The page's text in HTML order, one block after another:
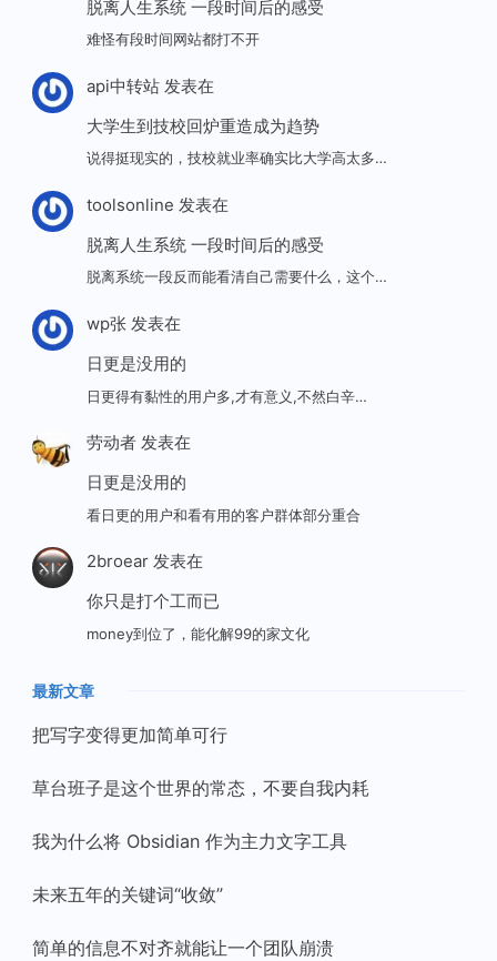
脱离人生系统 一段时间后的感受
难怪有段时间网站都打不开
api中转站发表在
大学生到技校回炉重造成为趋势
说得挺现实的，技校就业率确实比大学高太多…
toolsonline 发表在
脱离人生系统 一段时间后的感受
脱离系统一段反而能看清自己需要什么，这个…
wp张发表在
日更是没用的
日更得有黏性的用户多,才有意义,不然白辛…
劳动者发表在
日更是没用的
看日更的用户和看有用的客户群体部分重合
2broear发表在
你只是打个工而已
money到位了，能化解99的家文化
最新文章
把写字变得更加简单可行
草台班子是这个世界的常态，不要自我内耗
我为什么将 Obsidian 作为主力文字工具
未来五年的关键词“收敛”
简单的信息不对齐就能让一个团队崩溃